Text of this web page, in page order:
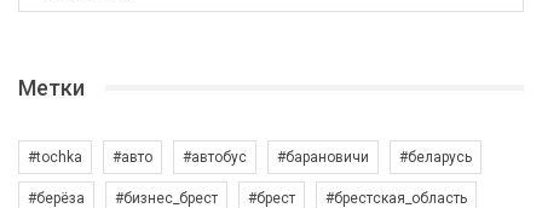
Метки
#tochka #авто #автобус #барановичи #беларусь
#берёза #бизнес_брест #брест #брестская_область